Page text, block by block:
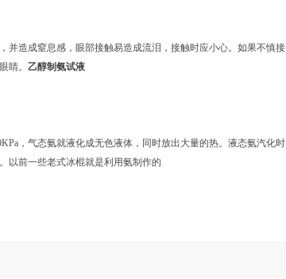
并造成窒息感，眼部接触易造成流泪，接触时应小心。如果不慎接
睛。 乙醇制氨试液
，气态氨就液化成无色液体，同时放出大量的热。液态氨汽化时
以前一些老式冰棍就是利用氨制作的